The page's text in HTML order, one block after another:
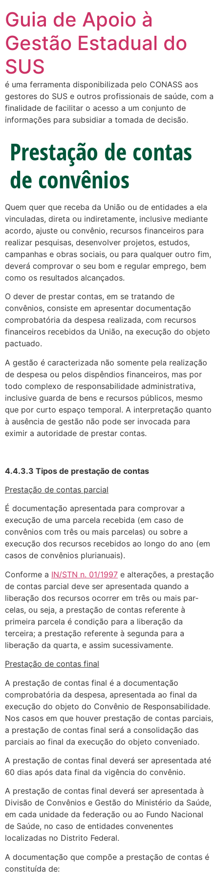
Guia de Apoio à
Gestão Estadual do
SUS
é uma ferramenta disponibilizada pelo CONASS aos
gestores do SUS e outros profissionais de saúde, com a
finalidade de facilitar o acesso a um conjunto de
informações para subsidiar a tomada de decisão.
Prestação de contas
de convênios
Quem quer que receba da União ou de entidades a ela
vinculadas, direta ou indiretamente, inclusive mediante
acordo, ajuste ou convênio, recursos financeiros para
realizar pesquisas, desenvolver projetos, estudos,
campanhas e obras sociais, ou para qualquer outro fim,
deverá comprovar o seu bom e regular emprego, bem
como os resultados alcançados.
O dever de prestar contas, em se tratando de
convênios, consiste em apresen­tar documentação
comprobatória da despesa realizada, com recursos
financeiros recebidos da União, na execução do objeto
pactuado.
A gestão é caracterizada não somente pela realização
de despesa ou pelos dispêndios financeiros, mas por
todo complexo de responsabilidade administrativa,
inclusive guarda de bens e recursos públicos, mesmo
que por curto espaço tempo­ral. A interpretação quanto
à ausência de gestão não pode ser invocada para
eximir a autoridade de prestar contas.
4.4.3.3 Tipos de prestação de contas
Prestação de contas parcial
É documentação apresentada para comprovar a
execução de uma parcela re­cebida (em caso de
convênios com três ou mais parcelas) ou sobre a
execução dos recursos recebidos ao longo do ano (em
casos de convênios plurianuais).
Conforme a IN/STN n. 01/1997 e alterações, a prestação
de contas parcial deve ser apresentada quando a
liberação dos recursos ocorrer em três ou mais par­
celas, ou seja, a prestação de contas referente à
primeira parcela é condição para a liberação da
terceira; a prestação referente à segunda para a
liberação da quarta, e assim sucessivamente.
Prestação de contas final
A prestação de contas final é a documentação
comprobatória da despesa, apresentada ao final da
execução do objeto do Convênio de Responsabilidade.
Nos casos em que houver prestação de contas parciais,
a prestação de contas final será a consolidação das
parciais ao final da execução do objeto conveniado.
A prestação de contas final deverá ser apresentada até
60 dias após data final da vigência do convênio.
A prestação de contas final deverá ser apresentada à
Divisão de Convênios e Gestão do Ministério da Saúde,
em cada unidade da federação ou ao Fundo Nacional
de Saúde, no caso de entidades convenentes
localizadas no Distrito Federal.
A documentação que compõe a prestação de contas é
constituída de: